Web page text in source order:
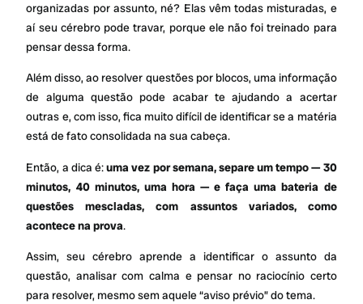
organizadas por assunto, né? Elas vêm todas misturadas, e
aí seu cérebro pode travar, porque ele não foi treinado para
pensar dessa forma.
Além disso, ao resolver questões por blocos, uma informação
de alguma questão pode acabar te ajudando a acertar
outras e, com isso, fica muito difícil de identificar se a matéria
está de fato consolidada na sua cabeça.
Então, a dica é:uma vez por semana, separe um tempo — 30
minutos, 40 minutos, uma hora — e faça uma bateria de
questões mescladas, com assuntos variados, como
acontece na prova.
Assim, seu cérebro aprende a identificar o assunto da
questão, analisar com calma e pensar no raciocínio certo
para resolver, mesmo sem aquele “aviso prévio” do tema.